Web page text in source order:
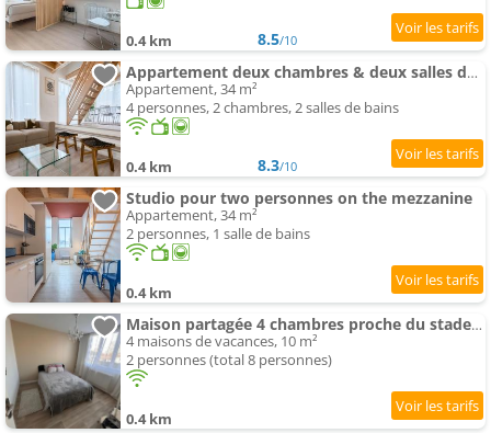
0.4 km 8.5/10
Appartement deux chambres & deux salles de bain
Appartement, 34 m²
4 personnes, 2 chambres, 2 salles de bains
0.4 km 8.3/10
Studio pour two personnes on the mezzanine
Appartement, 34 m²
2 personnes, 1 salle de bains
0.4 km
Maison partagée 4 chambres proche du stade Villeneuve D'Ascq
4 maisons de vacances, 10 m²
2 personnes (total 8 personnes)
0.4 km